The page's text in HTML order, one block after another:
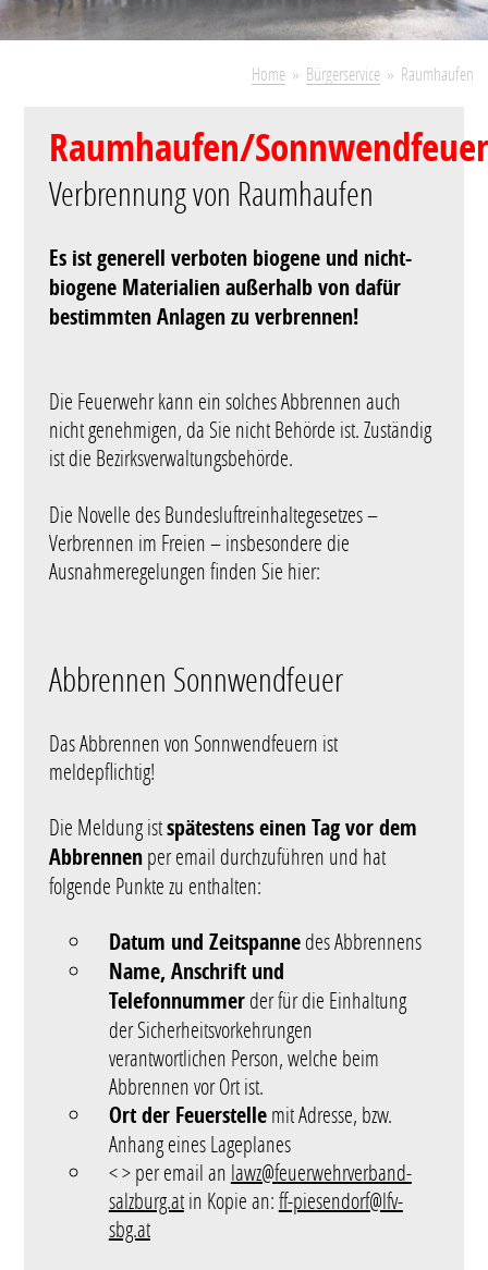
Home Bürgerservice Raumhaufen
Raumhaufen/Sonnwendfeuer
Verbrennung von Raumhaufen
Es ist generell verboten biogene und nicht-
biogene Materialien außerhalb von dafür
bestimmten Anlagen zu verbrennen!
Die Feuerwehr kann ein solches Abbrennen auch
nicht genehmigen, da Sie nicht Behörde ist. Zuständig
ist die Bezirksverwaltungsbehörde.
Die Novelle des Bundesluftreinhaltegesetzes –
Verbrennen im Freien – insbesondere die
Ausnahmeregelungen finden Sie hier:
Abbrennen Sonnwendfeuer
Das Abbrennen von Sonnwendfeuern ist
meldepflichtig!
Die Meldung istspätestens einen Tag vor dem
Abbrennenper email durchzuführen und hat
folgende Punkte zu enthalten:
Datum und Zeitspannedes Abbrennens
Name, Anschrift und
Telefonnummerder für die Einhaltung
der Sicherheitsvorkehrungen
verantwortlichen Person, welche beim
Abbrennen vor Ort ist.
Ort der Feuerstellemit Adresse, bzw.
Anhang eines Lageplanes
< > per email an lawz@feuerwehrverband-
salzburg.atin Kopie an:ff-piesendorf@lfv-
sbg.at